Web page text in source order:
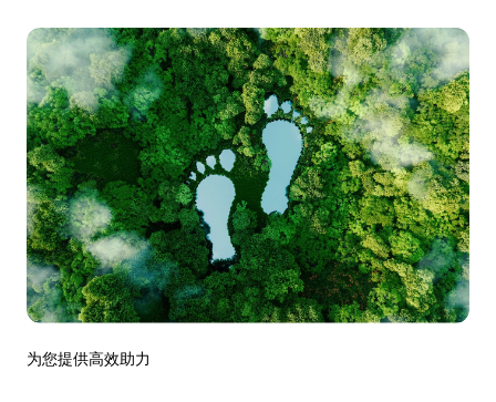
为您提供高效助力